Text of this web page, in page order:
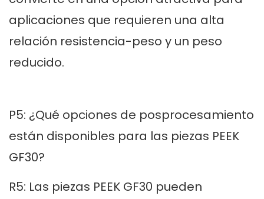
aplicaciones que requieren una alta
relación resistencia-peso y un peso
reducido.
P5: ¿Qué opciones de posprocesamiento
están disponibles para las piezas PEEK
GF30?
R5: Las piezas PEEK GF30 pueden